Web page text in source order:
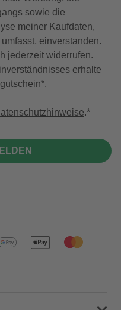
sowie die
meiner Kaufdaten,
einverstanden.
jederzeit widerrufen.
erhalte
*.
.